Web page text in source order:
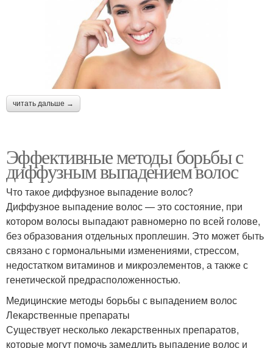
читать дальше →
Эффективные методы борьбы с
диффузным выпадением волос
Что такое диффузное выпадение волос?
Диффузное выпадение волос — это состояние, при
котором волосы выпадают равномерно по всей голове,
без образования отдельных проплешин. Это может быть
связано с гормональными изменениями, стрессом,
недостатком витаминов и микроэлементов, а также с
генетической предрасположенностью.
Медицинские методы борьбы с выпадением волос
Лекарственные препараты
Существует несколько лекарственных препаратов,
которые могут помочь замедлить выпадение волос и